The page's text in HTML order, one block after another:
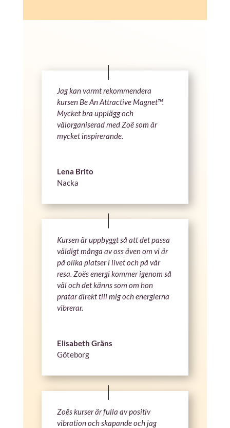
Jag kan varmt rekommendera
kursen Be An Attractive Magnet™.
Mycket bra upplägg och
välorganiserad med Zoë som är
mycket inspirerande.
Lena Brito
Nacka
Kursen är uppbyggt så att det passa
väldigt många av oss även om vi är
på olika platser i livet och på vår
resa. Zoës energi kommer igenom så
väl och det känns som om hon
pratar direkt till mig och energierna
vibrerar.
Elisabeth Gräns
Göteborg
Zoës kurser är fulla av positiv
vibration och skapande och jag